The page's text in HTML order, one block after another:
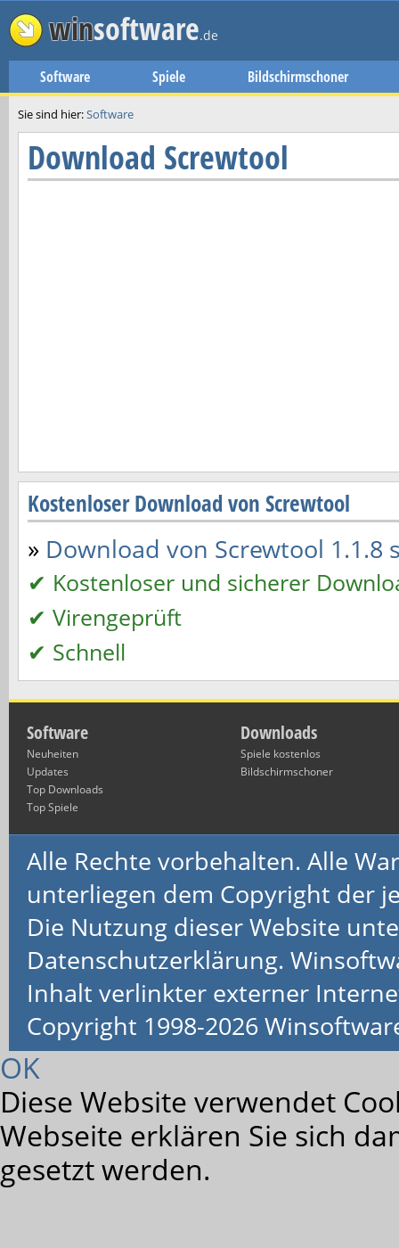
winsoftware.de
Software Spiele Bildschirmschoner
Sie sind hier:Software
Download Screwtool
Kostenloser Download von Screwtool
» Download von Screwtool 1.1.8
✔ Kostenloser und sicherer
✔ Virengeprüft
✔ Schnell
Software
Neuheiten
Updates
Top Downloads
Top Spiele
Downloads
Spiele kostenlos
Bildschirmschoner
Alle Rechte vorbehalten. Alle
unterliegen dem Copyright der
Die Nutzung dieser Website
Datenschutzerklärung.
Inhalt verlinkter externer
Copyright 1998-2026
OK
Diese Website verwendet
Webseite erklären Sie sich
gesetzt werden.